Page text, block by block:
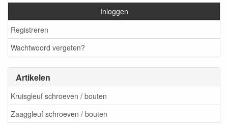
Inloggen
Registreren
Wachtwoord vergeten?
Artikelen
Kruisgleuf schroeven / bouten
Zaaggleuf schroeven / bouten